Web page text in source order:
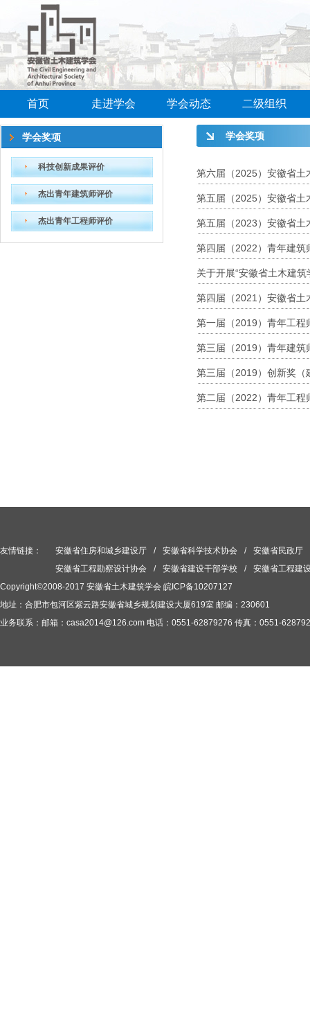
首页 走进学会 学会动态 二级组织
学会奖项
科技创新成果评价
杰出青年建筑师评价
杰出青年工程师评价
学会奖项
第六届（2025）安徽省土
第五届（2025）安徽省土
第五届（2023）安徽省土
第四届（2022）青年建筑
关于开展“安徽省土木建
第四届（2021）安徽省土
第一届（2019）青年工程
第三届（2019）青年建筑
第三届（2019）创新奖（
第二届（2022）青年工程
友情链接： 安徽省住房和城乡建设厅 / 安徽省科学技术协会 /
安徽省民政厅
安徽省工程勘察设计协会
/ 安徽省建设干部学校 /
安徽省工程建
Copyright©2008-2017 安徽省土木建筑学会 皖ICP备10207127
地址：合肥市包河区紫云路安徽省城乡规划建设大厦619室 邮编：230601
业务联系：邮箱：casa2014@126.com 电话：0551-62879276 传真：0551-